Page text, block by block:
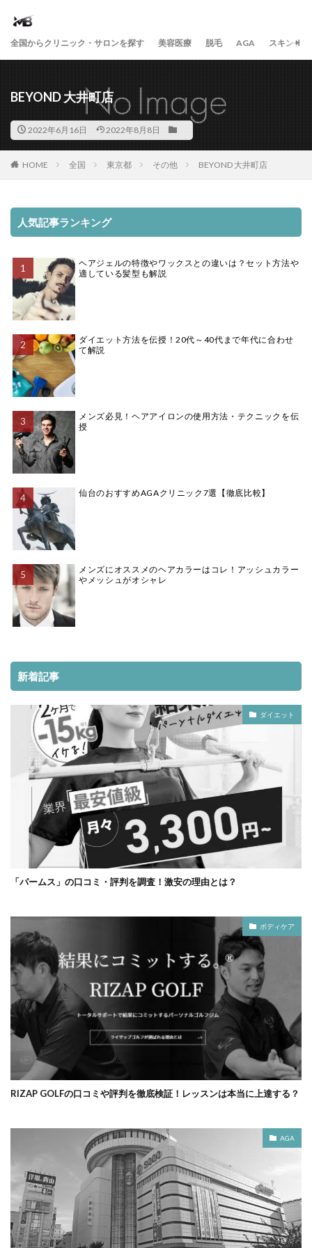
全国からクリニック・サロンを探す 美容医療 脱毛 AGA スキンケア
BEYOND 大井町店
2022年6月16日 2022年8月8日
HOME 全国 東京都 その他 BEYOND 大井町店
人気記事ランキング
ヘアジェルの特徴やワックスとの違いは？セット方法や
適している髪型も解説
ダイエット方法を伝授！20代～40代まで年代に合わせ
て解説
メンズ必見！ヘアアイロンの使用方法・テクニックを伝
授
仙台のおすすめAGAクリニック7選【徹底比較】
メンズにオススメのヘアカラーはコレ！アッシュカラー
やメッシュがオシャレ
新着記事
ダイエット
「パームス」の口コミ・評判を調査！激安の理由とは？
ボディケア
RIZAP GOLFの口コミや評判を徹底検証！レッスンは本当に上達する？
AGA